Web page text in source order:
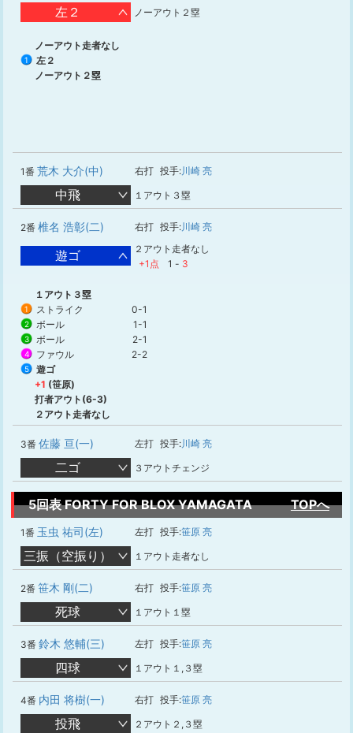
左２ ノーアウト２塁
ノーアウト走者なし
1
左２
ノーアウト２塁
1番 荒木 大介(中) 右打 投手:川崎 亮
中飛 １アウト３塁
2番 椎名 浩彰(二) 右打 投手:川崎 亮
遊ゴ
２アウト走者なし
+1点
1 - 3
１アウト３塁
1 ストライク 0-1
2 ボール 1-1
3 ボール 2-1
4 ファウル 2-2
5
遊ゴ
+1 (笹原)
打者アウト(6-3)
２アウト走者なし
3番 佐藤 亘(一) 左打 投手:川崎 亮
二ゴ ３アウトチェンジ
5回表 FORTY FOR BLOX YAMAGATA TOPへ
1番 玉虫 祐司(左) 左打 投手:笹原 亮
三振（空振り） １アウト走者なし
2番 笹木 剛(二) 右打 投手:笹原 亮
死球 １アウト１塁
3番 鈴木 悠輔(三) 左打 投手:笹原 亮
四球 １アウト１,３塁
4番 内田 将樹(一) 右打 投手:笹原 亮
投飛 ２アウト２,３塁